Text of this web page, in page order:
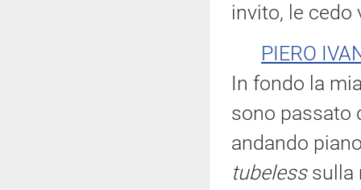
invito, le cedo
PIERO
In fondo la
sono passato
andando
tubelesssulla